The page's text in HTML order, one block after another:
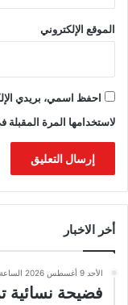
الموقع الإلكتروني
احفظ اسمي، بريدي
لاستخدامها المرة المقبلة
أخر الاخبار
الأحد 9 أغسطس 2026 الساعة 1:31 ص
فضيحة نسائية